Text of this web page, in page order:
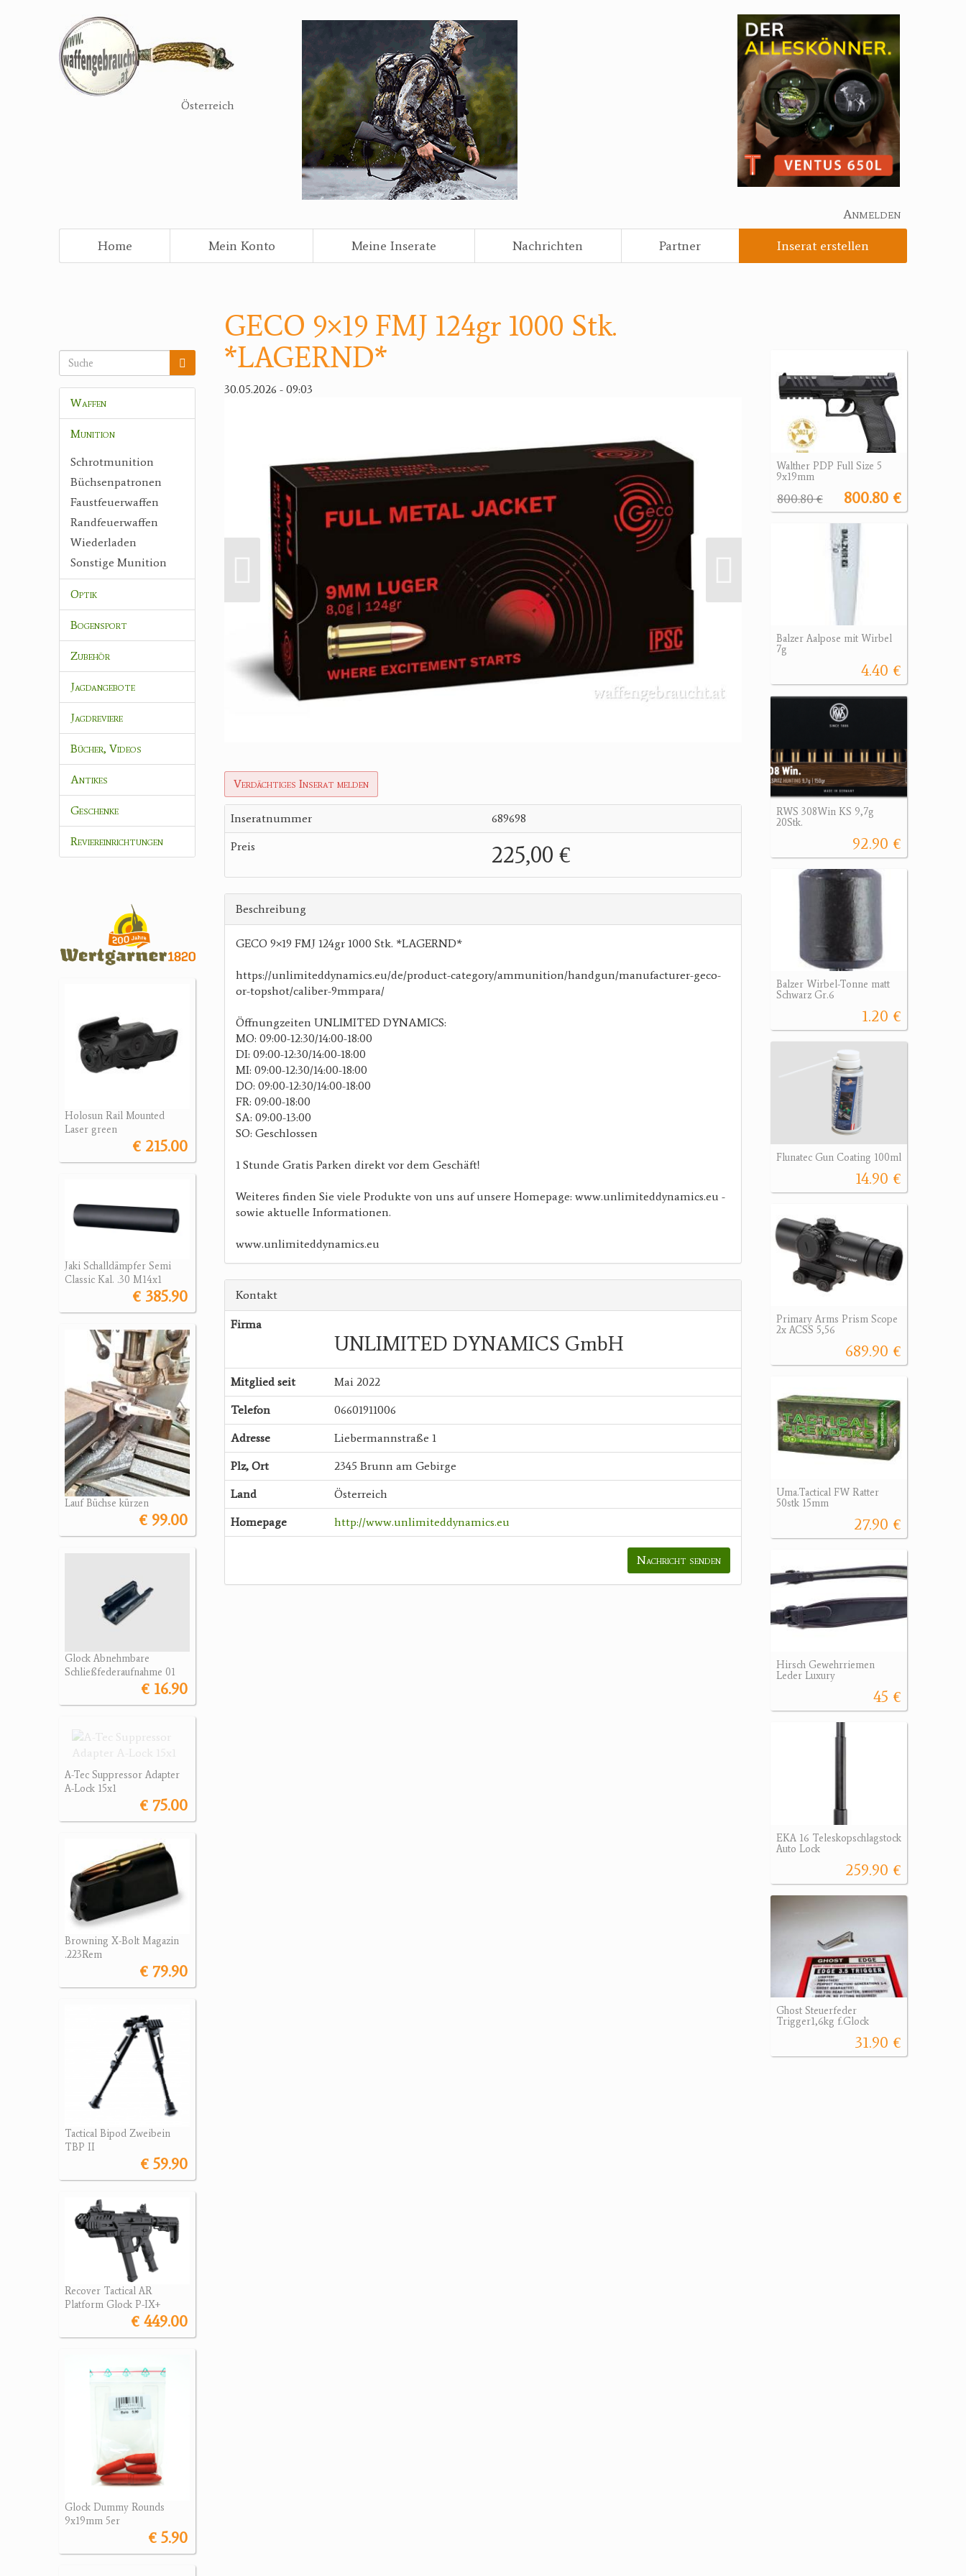
Österreich
Anmelden
Home
Mein Konto Meine Inserate Nachrichten Partner Inserat erstellen
Waffen
Munition
Schrotmunition
Büchsenpatronen
Faustfeuerwaffen
Randfeuerwaffen
Wiederladen
Sonstige Munition
Optik
Bogensport
Zubehör
Jagdangebote
Jagdreviere
Bücher, Videos
Antikes
Geschenke
Reviereinrichtungen
Holosun Rail Mounted
Laser green
€ 215.00
Jaki Schalldämpfer Semi
Classic Kal. .30 M14x1
€ 385.90
Lauf Büchse kürzen
€ 99.00
Glock Abnehmbare
Schließfederaufnahme 01
€ 16.90
A-Tec Suppressor Adapter
A-Lock 15x1
€ 75.00
Browning X-Bolt Magazin
.223Rem
€ 79.90
Tactical Bipod Zweibein
TBP II
€ 59.90
Recover Tactical AR
Platform Glock P-IX+
€ 449.00
Glock Dummy Rounds
9x19mm 5er
€ 5.90
GECO 9×19 FMJ 124gr 1000 Stk.
*LAGERND*
30.05.2026 - 09:03
Verdächtiges Inserat melden
Inseratnummer 689698
Preis 225,00 €
Beschreibung
GECO 9×19 FMJ 124gr 1000 Stk. *LAGERND*
https://unlimiteddynamics.eu/de/product-category/ammunition/handgun/manufacturer-geco-
or-topshot/caliber-9mmpara/
Öffnungzeiten UNLIMITED DYNAMICS:
MO: 09:00-12:30/14:00-18:00
DI: 09:00-12:30/14:00-18:00
MI: 09:00-12:30/14:00-18:00
DO: 09:00-12:30/14:00-18:00
FR: 09:00-18:00
SA: 09:00-13:00
SO: Geschlossen
1 Stunde Gratis Parken direkt vor dem Geschäft!
Weiteres finden Sie viele Produkte von uns auf unsere Homepage: www.unlimiteddynamics.eu -
sowie aktuelle Informationen.
www.unlimiteddynamics.eu
Kontakt
Firma
UNLIMITED DYNAMICS GmbH
Mitglied seit Mai 2022
Telefon 06601911006
Adresse Liebermannstraße 1
Plz, Ort 2345 Brunn am Gebirge
Land Österreich
Homepage http://www.unlimiteddynamics.eu
Nachricht senden
Walther PDP Full Size 5
9x19mm
800.80 €
800.80 €
Balzer Aalpose mit Wirbel
7g
4.40 €
RWS 308Win KS 9,7g
20Stk.
92.90 €
Balzer Wirbel-Tonne matt
Schwarz Gr.6
1.20 €
Flunatec Gun Coating 100ml
14.90 €
Primary Arms Prism Scope
2x ACSS 5,56
689.90 €
Uma.Tactical FW Ratter
50stk 15mm
27.90 €
Hirsch Gewehrriemen
Leder Luxury
45 €
EKA 16 Teleskopschlagstock
Auto Lock
259.90 €
Ghost Steuerfeder
Trigger1,6kg f.Glock
31.90 €